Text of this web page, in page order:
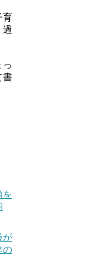
育
過
っ
書
を
が
の